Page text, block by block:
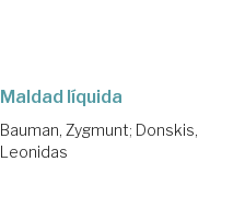
Maldad líquida
Bauman, Zygmunt; Donskis,
Leonidas